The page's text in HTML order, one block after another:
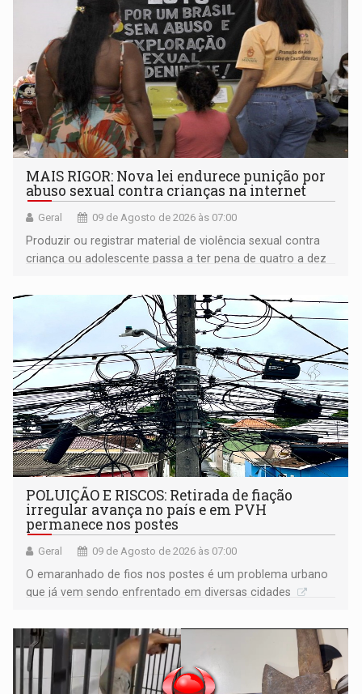
MAIS RIGOR: Nova lei endurece punição por
abuso sexual contra crianças na internet
Geral 09 de Agosto de 2026 às 07:00
Produzir ou registrar material de violência sexual contra
criança ou adolescente passa a ter pena de quatro a dez
POLUIÇÃO E RISCOS: Retirada de fiação
irregular avança no país e em PVH
permanece nos postes
Geral 09 de Agosto de 2026 às 07:00
O emaranhado de fios nos postes é um problema urbano
que já vem sendo enfrentado em diversas cidades